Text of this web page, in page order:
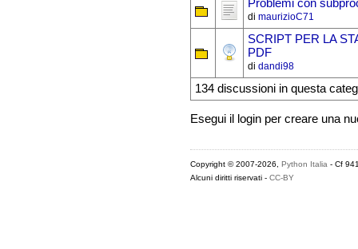
Problemi con
di maurizioC71
SCRIPT PER LA
PDF
di dandi98
134 discussioni in questa
Esegui il login per creare una
Copyright © 2007-2026, Python Italia - Cf
Alcuni diritti riservati - CC-BY